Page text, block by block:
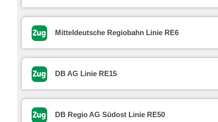
Mitteldeutsche Regiobahn Linie RE6
DB AG Linie RE15
DB Regio AG Südost Linie RE50